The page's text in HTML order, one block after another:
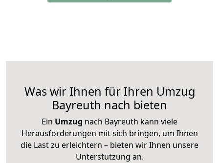
Was wir Ihnen für Ihren Umzug
Bayreuth nach bieten
Ein Umzug nach Bayreuth kann viele
Herausforderungen mit sich bringen, um Ihnen
die Last zu erleichtern – bieten wir Ihnen unsere
Unterstützung an.